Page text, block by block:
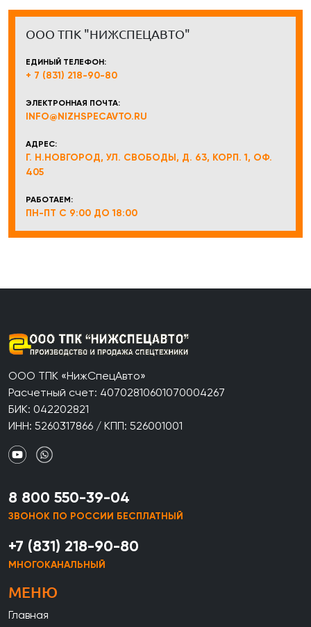
ООО ТПК "НИЖСПЕЦАВТО"
ЕДИНЫЙ ТЕЛЕФОН:
+ 7 (831) 218-90-80
ЭЛЕКТРОННАЯ ПОЧТА:
INFO@NIZHSPECAVTO.RU
АДРЕС:
Г. Н.НОВГОРОД, УЛ. СВОБОДЫ, Д. 63, КОРП. 1, ОФ.
405
РАБОТАЕМ:
ПН-ПТ С 9:00 ДО 18:00
ООО ТПК «НижСпецАвто»
Расчетный счет: 40702810601070004267
БИК: 042202821
ИНН: 5260317866 / КПП: 526001001
8 800 550-39-04
ЗВОНОК ПО РОССИИ БЕСПЛАТНЫЙ
+7 (831) 218-90-80
МНОГОКАНАЛЬНЫЙ
МЕНЮ
Главная